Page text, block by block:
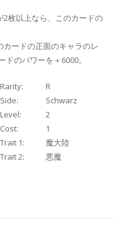
2枚以上なら、このカードの
カードの正面のキャラのレ
のパワーを＋6000。
Rarity:
R
Side:
Schwarz
Level:
2
Cost:
1
Trait 1:
魔大陸
Trait 2: 悪魔